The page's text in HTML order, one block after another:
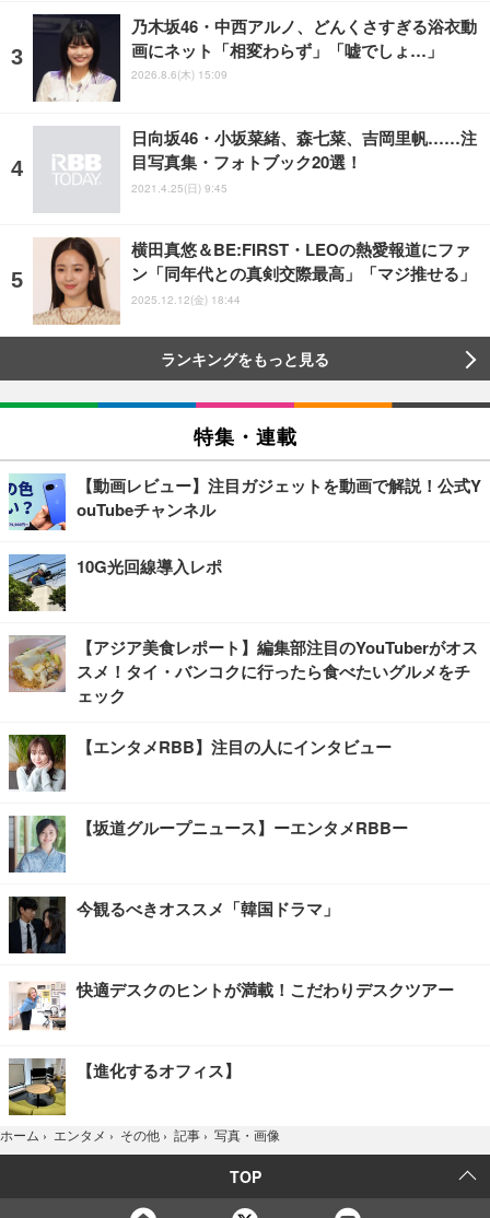
乃木坂46・中西アルノ、どんくさすぎる浴衣動
画にネット「相変わらず」「嘘でしょ…」
2026.8.6(木) 15:09
日向坂46・小坂菜緒、森七菜、吉岡里帆……注
目写真集・フォトブック20選！
2021.4.25(日) 9:45
横田真悠＆BE:FIRST・LEOの熱愛報道にファ
ン「同年代との真剣交際最高」「マジ推せる」
2025.12.12(金) 18:44
ランキングをもっと見る
特集・連載
【動画レビュー】注目ガジェットを動画で解説！公式Y
ouTubeチャンネル
10G光回線導入レポ
【アジア美食レポート】編集部注目のYouTuberがオス
スメ！タイ・バンコクに行ったら食べたいグルメをチ
ェック
【エンタメRBB】注目の人にインタビュー
【坂道グループニュース】ーエンタメRBBー
今観るべきオススメ「韓国ドラマ」
快適デスクのヒントが満載！こだわりデスクツアー
【進化するオフィス】
ホーム › エンタメ › その他 › 記事 › 写真・画像
TOP